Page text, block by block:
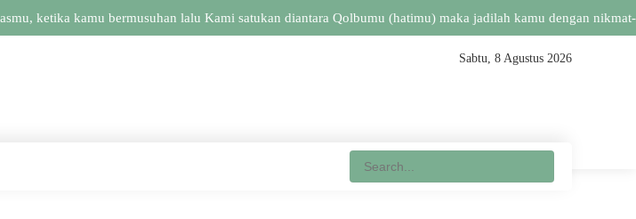
ketika kamu bermusuhan lalu Kami satukan diantara Qolbumu (hatimu) maka jadilah kamu dengan nikmat-
Sabtu, 8 Agustus 2026